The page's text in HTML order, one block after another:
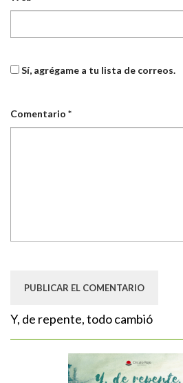
Sí, agrégame a tu lista de correos.
Comentario *
Y, de repente, todo cambió